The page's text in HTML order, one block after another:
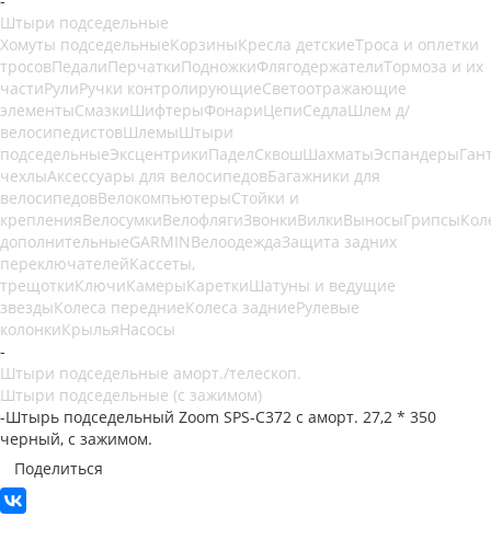
Штыри подседельные
Хомуты подседельныеКорзиныКресла детскиеТроса и оплетки
тросовПедалиПерчаткиПодножкиФлягодержателиТормоза и их
частиРулиРучки контролирующиеСветоотражающие
элементыСмазкиШифтерыФонариЦепиСедлаШлем д/
велосипедистовШлемыШтыри
подседельныеЭксцентрикиПаделСквошШахматыЭспандеры
чехлыАксессуары для велосипедовБагажники для
велосипедовВелокомпьютерыСтойки и
крепленияВелосумкиВелофлягиЗвонкиВилкиВыносыГрипсы
дополнительныеGARMINВелоодеждаЗащита задних
переключателейКассеты,
трещоткиКлючиКамерыКареткиШатуны и ведущие
звездыКолеса передниеКолеса задниеРулевые
колонкиКрыльяНасосы
-
Штыри подседельные аморт./телескоп.
Штыри подседельные (с зажимом)
-Штырь подседельный Zoom SPS-C372 с аморт. 27,2 * 350
черный, с зажимом.
Поделиться